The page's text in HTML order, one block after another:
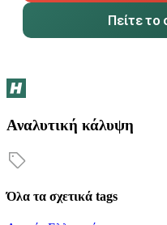
Πείτε
Αναλυτική κάλυψη
Όλα τα σχετικά tags